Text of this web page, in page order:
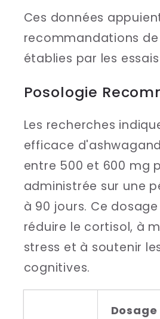
Ces données
recommandations
établies par les
Posologie
Les recherches
efficace
entre 500 et 600 mg
administrée sur une
à 90 jours. Ce
réduire le cortisol, à
stress et à soutenir
cognitives.
Dosage